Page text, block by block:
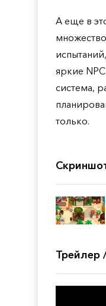
А еще в
яркие
система,
только.
Трейлер